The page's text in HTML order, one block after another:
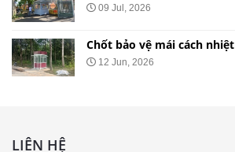
09 Jul, 2026
Chốt bảo vệ mái cách nhiệt
12 Jun, 2026
LIÊN HỆ